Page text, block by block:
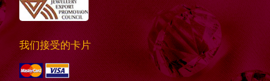
我们接受的卡片